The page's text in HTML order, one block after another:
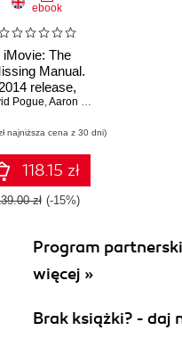
ebook
iMovie: The
Manual.
2014 release,
iMovie 10.0
iOS
Pogue,Aaron Miller
najniższa cena z 30 dni)
118.15 zł
zł (-15%)
Program
więcej »
Brak książki? - daj